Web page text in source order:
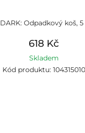
DARK: Odpadkový koš,
618 Kč
Skladem
Kód produktu: 104315010